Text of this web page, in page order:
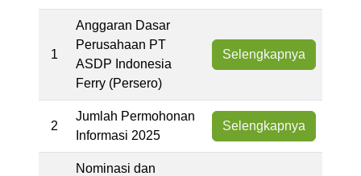
1
Anggaran Dasar
Perusahaan PT
ASDP Indonesia
Ferry (Persero)
Selengkapnya
2
Jumlah Permohonan
Informasi 2025
Selengkapnya
Nominasi dan